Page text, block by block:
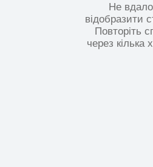
Не
відобразити
Повторіть
через кілька